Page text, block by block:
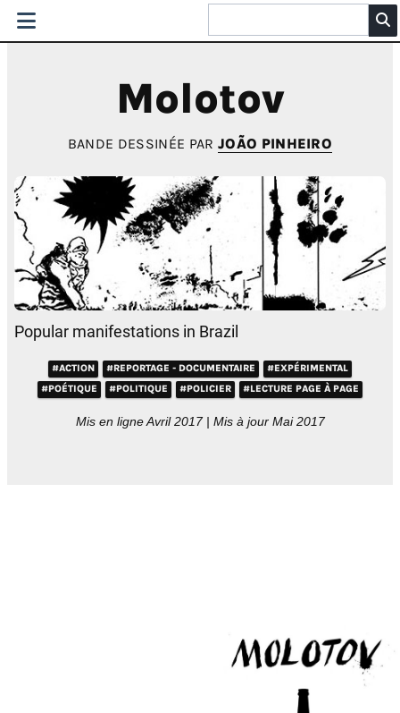
Molotov
BANDE DESSINÉE PAR JOÃO PINHEIRO
Popular manifestations in Brazil
#ACTION #REPORTAGE - DOCUMENTAIRE
#EXPÉRIMENTAL
#POÉTIQUE
#POLITIQUE #POLICIER #LECTURE PAGE À PAGE
Mis en ligne Avril 2017 | Mis à jour Mai 2017